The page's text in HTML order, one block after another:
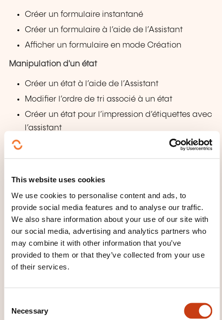
This website uses cookies
We use cookies to personalise content and ads, to
provide social media features and to analyse our traffic.
We also share information about your use of our site with
our social media, advertising and analytics partners who
may combine it with other information that you’ve
provided to them or that they’ve collected from your use
of their services.
Necessary
Créer un formulaire instantané
Créer un formulaire à l’aide de l’Assistant
Afficher un formulaire en mode Création
Manipulation d'un état
Créer un état à l’aide de l’Assistant
Modifier l’ordre de tri associé à un état
Créer un état pour l’impression d’étiquettes avec
l’assistant
Modifier la mise en page des étiquettes
WHAT TEACHING METHODS ARE
USED?
Notre savoir-faire nous a permis de développer une
méthode pédagogique spécifique basée sur la
l’expertise du formateur et l’analyse du besoin du